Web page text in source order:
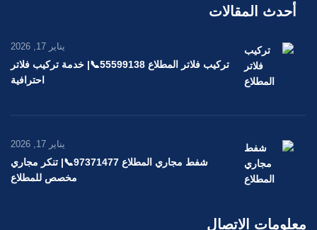
أحدث المقالات
يناير 17, 2026
تركيب فلاتر المطلاع 55599138📞| خدمة تركيب فلاتر
احترافية
يناير 17, 2026
شفط مجاري المطلاع 97371477📞| تنكر مجاري
مخصص للمطلاع
معلومات الاتصال